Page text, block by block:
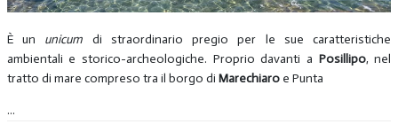
È un unicum di straordinario pregio per le sue caratteristiche
ambientali e storico-archeologiche. Proprio davanti a Posillipo, nel
tratto di mare compreso tra il borgo di Marechiaroe Punta
...